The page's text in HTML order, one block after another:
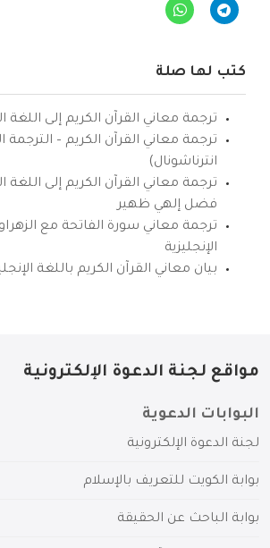
كتب لها صلة
ترجمة معاني القرآن الكريم إلى اللغة
ترجمة معاني القرآن الكريم – الترجمة
انترناشونال)
ترجمة معاني القرآن الكريم إلى اللغة
فضل إلهي ظهير
ترجمة معاني سورة الفاتحة مع
الإنجليزية
بيان معاني القرآن الكريم باللغة
مواقع لجنة الدعوة الإلكترونية
البوابات الدعوية
لجنة الدعوة الإلكترونية
بوابة الكويت للتعريف بالإسلام
بوابة الباحث عن الحقيقة